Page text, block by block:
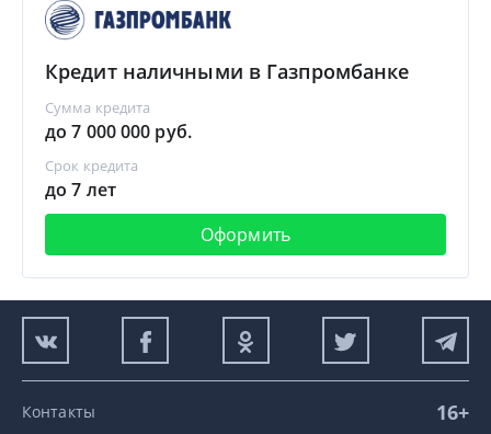
Кредит наличными в Газпромбанке
Сумма кредита
до 7 000 000 руб.
Срок кредита
до 7 лет
Оформить
Контакты 16+